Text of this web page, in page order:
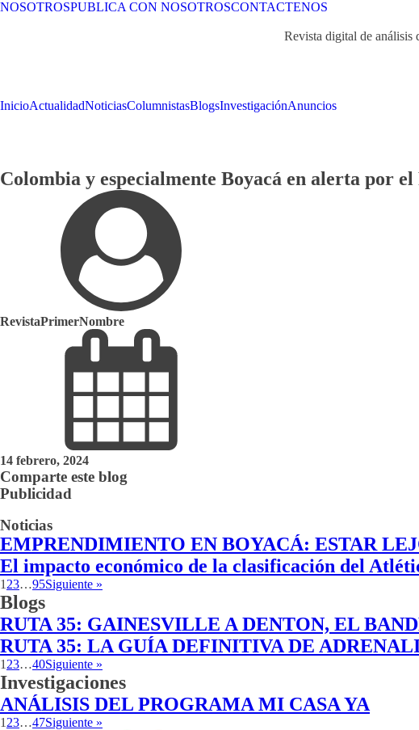
NOSOTROSPUBLICA CON NOSOTROSCONTACTENOS
Revista digital de análisis
InicioActualidadNoticiasColumnistasBlogsInvestigaciónAnuncios
Colombia y especialmente Boyacá en alerta por
RevistaPrimerNombre
14 febrero, 2024
Comparte este blog
Publicidad
Noticias
EMPRENDIMIENTO EN BOYACÁ: ESTAR
El impacto económico de la clasificación del
1 23…95Siguiente »
Blogs
RUTA 35: GAINESVILLE A DENTON, EL
RUTA 35: LA GUÍA DEFINITIVA DE
1 23…40Siguiente »
Investigaciones
ANÁLISIS DEL PROGRAMA MI CASA YA
1 23…47Siguiente »